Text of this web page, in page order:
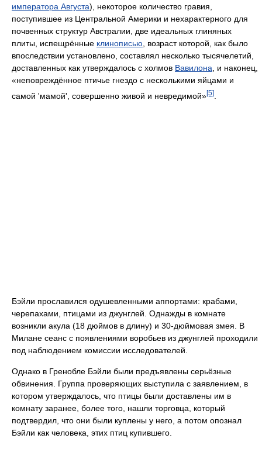
императора Августа), некоторое количество гравия,
поступившее из Центральной Америки и нехарактерного для
почвенных структур Австралии, две идеальных глиняных
плиты, испещрённые клинописью , возраст которой, как было
впоследствии установлено, составлял несколько тысячелетий,
доставленных как утверждалось с холмов Вавилона , и наконец,
«неповреждённое птичье гнездо с несколькими яйцами и
самой 'мамой', совершенно живой и невредимой»[5]
Бэйли прославился одушевленными аппортами: крабами,
черепахами, птицами из джунглей. Однажды в комнате
возникли акула (18 дюймов в длину) и 30-дюймовая змея. В
Милане сеанс с появлениями воробьев из джунглей проходили
под наблюдением комиссии исследователей.
Однако в Гренобле Бэйли были предъявлены серьёзные
обвинения. Группа проверяющих выступила с заявлением, в
котором утверждалось, что птицы были доставлены им в
комнату заранее, более того, нашли торговца, который
подтвердил, что они были куплены у него, а потом опознал
Бэйли как человека, этих птиц купившего.